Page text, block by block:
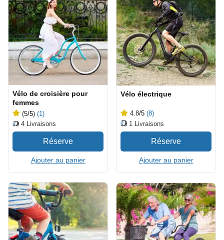
Vélo de croisière pour
femmes
(5/5) (1)
4 Livraisons
Ajouter au panier
Vélo électrique
4.8/5 (8)
1 Livraisons
Ajouter au panier